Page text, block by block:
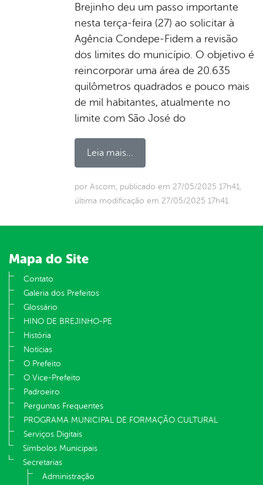
Brejinho deu um passo importante
nesta terça-feira (27) ao solicitar à
Agência Condepe-Fidem a revisão
dos limites do município. O objetivo é
reincorporar uma área de 20.635
quilômetros quadrados e pouco mais
de mil habitantes, atualmente no
limite com São José do
Leia mais...
por Ascom, publicado em 27/05/2025 17h41,
última modificação em 27/05/2025 17h41
Mapa do Site
Contato
Galeria dos Prefeitos
Glossário
HINO DE BREJINHO-PE
História
Notícias
O Prefeito
O Vice-Prefeito
Padroeiro
Perguntas Frequentes
PROGRAMA MUNICIPAL DE FORMAÇÃO CULTURAL
Serviços Digitais
Símbolos Municipais
Secretarias
Administração